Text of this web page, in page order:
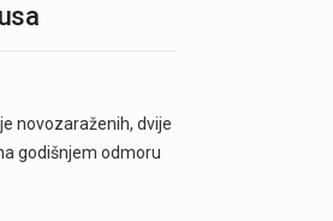
novozaraženih, dvije
godišnjem odmoru